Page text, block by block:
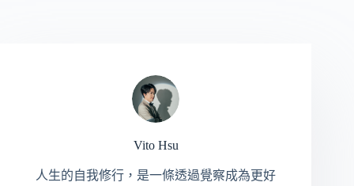
Vito Hsu
人生的自我修行，是一條透過覺察成為更好